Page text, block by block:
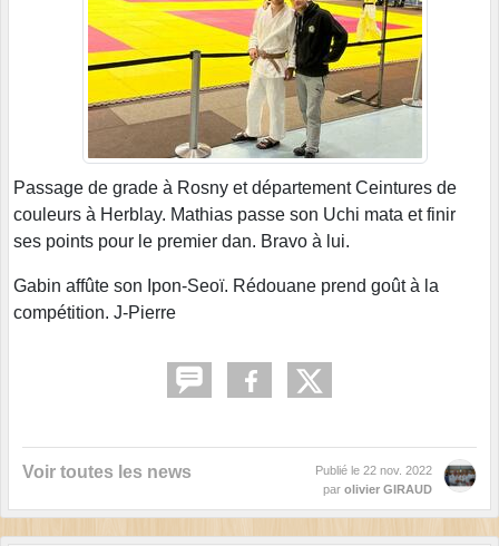
Passage de grade à Rosny et département Ceintures de
couleurs à Herblay. Mathias passe son Uchi mata et finir
ses points pour le premier dan. Bravo à lui.
Gabin affûte son Ipon-Seoï. Rédouane prend goût à la
compétition. J-Pierre
Voir toutes les news Publié le 22 nov. 2022
par olivier GIRAUD